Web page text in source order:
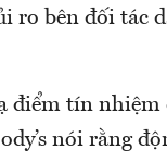
ro bên đối tác
điểm tín nhiệm
nói rằng